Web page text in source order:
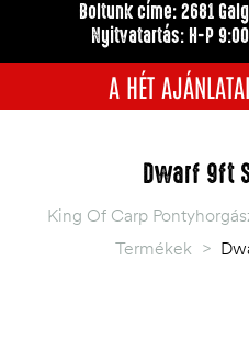
Boltunk címe: 2681
Nyitvatartás: H-P
A HÉT
Dwarf 9ft
King Of Carp
Termékek >